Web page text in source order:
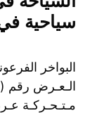
سياحية
البواخر
مـتـحـركـة